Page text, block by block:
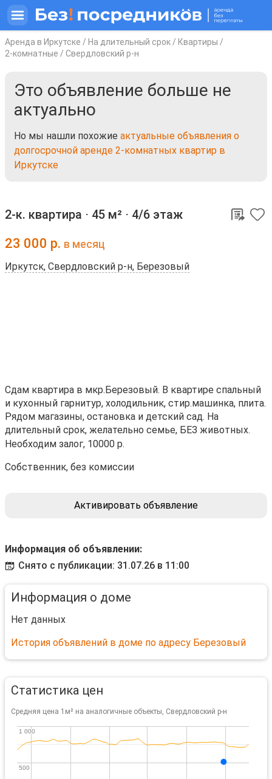
Аренда в Иркутске / На длительный срок / Квартиры /
2-комнатные / Свердловский р-н
Это объявление больше не
актуально
Но мы нашли похожие актуальные объявления о
долгосрочной аренде 2-комнатных квартир в
Иркутске
2-к. квартира ⋅ 45 м² ⋅ 4/6 этаж
23 000 р. в месяц
Иркутск, Свердловский р-н, Березовый
Сдам квартира в мкр.Березовый. В квартире спальный
и кухонный гарнитур, холодильник, стир.машинка, плита.
Рядом магазины, остановка и детский сад. На
длительный срок, желательно семье, БЕЗ животных.
Необходим залог, 10000 р.
Собственник, без комиссии
Активировать объявление
Информация об объявлении:
Снято с публикации: 31.07.26 в 11:00
Информация о доме
Нет данных
История объявлений в доме по адресу Березовый
Статистика цен
Средняя цена 1м² на аналогичные объекты, Свердловский р-н
500
500
1 000
1 000